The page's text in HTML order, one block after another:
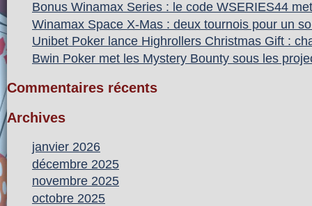
Bonus Winamax Series : le code WSERIES44
Winamax Space X-Mas : deux tournois pour un
Unibet Poker lance Highrollers Christmas Gift :
Bwin Poker met les Mystery Bounty sous les
Commentaires récents
Archives
janvier 2026
décembre 2025
novembre 2025
octobre 2025